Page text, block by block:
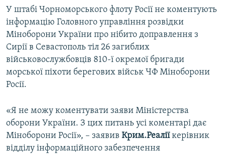
Усі сайти RFE/RL
У штабі Чорноморського флоту Росії не коментують
інформацію Головного управління розвідки
Міноборони України про нібито доправлення з
Сирії в Севастополь тіл 26 загиблих
військовослужбовців 810-ї окремої бригади
морської піхоти берегових військ ЧФ Міноборони
Росії.
«Я не можу коментувати заяви Міністерства
оборони України. З цих питань усі коментарі дає
Міноборони Росії», – заявив Крим.Реаліїкерівник
відділу інформаційного забезпечення